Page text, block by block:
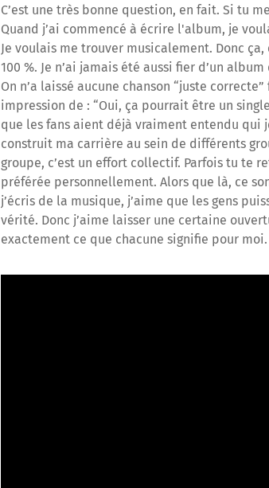
C’est une très bonne question, en fait. Si tu
Quand j’ai commencé à écrire l'album, je
Je voulais me trouver musicalement. Donc
100 %. Je n’ai jamais été aussi fier d’un
On n’a laissé aucune chanson “juste
impression de : “Oui, ça pourrait être un
que les fans aient déjà vraiment entendu qui
construit ma carrière au sein de différents
groupe, c’est un effort collectif. Parfois tu te
préférée personnellement. Alors que là, ce
j’écris de la musique, j’aime que les gens
vérité. Donc j’aime laisser une certaine
exactement ce que chacune signifie pour moi.